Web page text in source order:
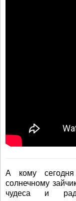
А кому
солнечному
чудеса и